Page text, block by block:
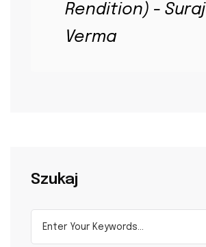
Rendition) - Suraj
Verma
Szukaj